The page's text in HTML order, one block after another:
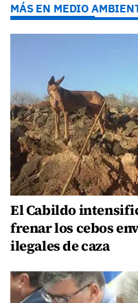
MÁS EN MEDIO
El Cabildo
frenar los cebos
ilegales de caza